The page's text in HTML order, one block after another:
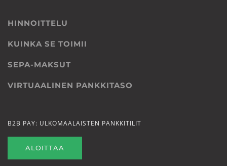
HINNOITTELU
KUINKA SE TOIMII
SEPA-MAKSUT
VIRTUAALINEN PANKKITASO
B2B PAY: ULKOMAALAISTEN PANKKITILIT
ALOITTAA